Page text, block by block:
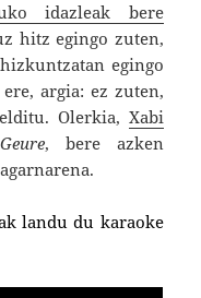
idazleak bere
hitz egingo zuten,
egingo
argia: ez zuten,
Olerkia, Xabi
Geure, bere azken
landu du karaoke